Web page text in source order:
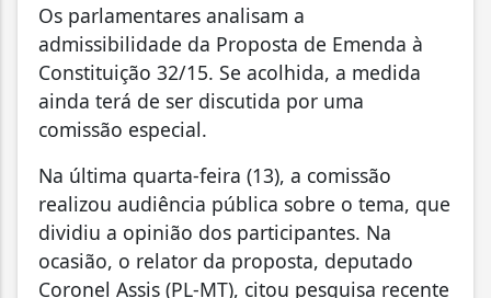
Os parlamentares analisam a
admissibilidade da Proposta de Emenda à
Constituição 32/15. Se acolhida, a medida
ainda terá de ser discutida por uma
comissão especial.
Na última quarta-feira (13), a comissão
realizou audiência pública sobre o tema, que
dividiu a opinião dos participantes. Na
ocasião, o relator da proposta, deputado
Coronel Assis (PL-MT), citou pesquisa recente